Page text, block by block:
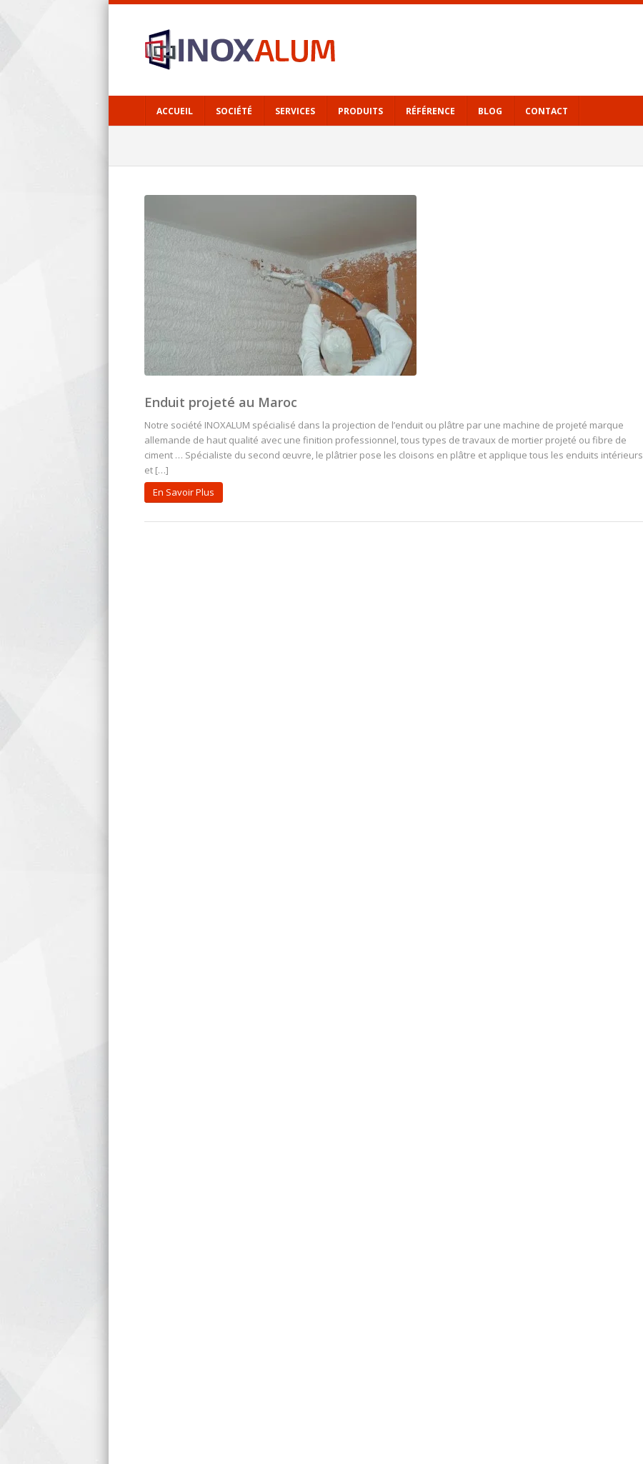
ACCUEIL SOCIÉTÉ SERVICES PRODUITS RÉFÉRENCE BLOG CONTACT
Enduit projeté au Maroc
Notre société INOXALUM spécialisé dans la projection de l’enduit ou plâtre par une machine de projeté marque
allemande de haut qualité avec une finition professionnel, tous types de travaux de mortier projeté ou fibre de
ciment … Spécialiste du second œuvre, le plâtrier pose les cloisons en plâtre et applique tous les enduits intérieurs
et […]
En Savoir Plus